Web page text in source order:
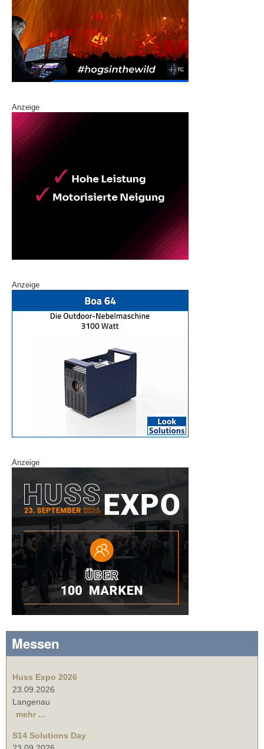
Anzeige
Anzeige
Anzeige
Messen
Huss Expo 2026
23.09.2026
Langenau
mehr ...
S14 Solutions Day